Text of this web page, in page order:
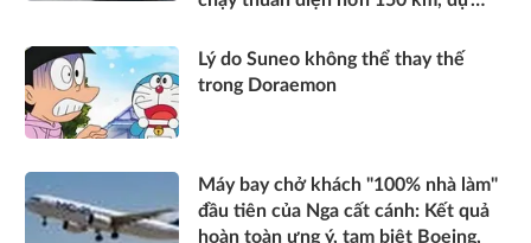
Lý do Suneo không thể thay thế
trong Doraemon
Máy bay chở khách "100% nhà làm"
đầu tiên của Nga cất cánh: Kết quả
hoàn toàn ưng ý, tạm biệt Boeing,